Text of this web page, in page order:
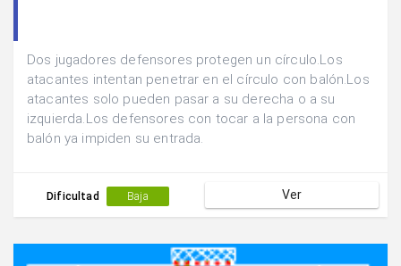
Dos jugadores defensores protegen un círculo.Los
atacantes intentan penetrar en el círculo con balón.Los
atacantes solo pueden pasar a su derecha o a su
izquierda.Los defensores con tocar a la persona con
balón ya impiden su entrada.
Dificultad Baja Ver